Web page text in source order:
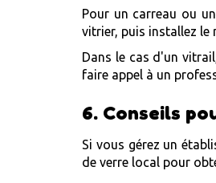
Pour un carreau ou
vitrier, puis installez le
Dans le cas d'un
faire appel à un
6. Conseils
Si vous gérez un
de verre local pour